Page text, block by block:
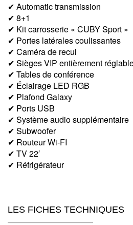
✔ Automatic transmission
✔ 8+1
✔ Kit carrosserie « CUBY Sport »
✔ Portes latérales coulissantes
✔ Caméra de recul
✔ Sièges VIP entièrement
✔ Tables de conférence
✔ Éclairage LED RGB
✔ Plafond Galaxy
✔ Ports USB
✔ Système audio supplémentaire
✔ Subwoofer
✔ Routeur Wi-FI
✔ TV 22′
✔ Réfrigérateur
LES FICHES TECHNIQUES